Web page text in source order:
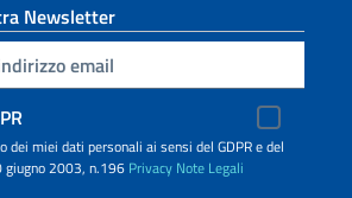
Newsletter
dei miei dati personali ai sensi del GDPR e del
giugno 2003, n.196 Privacy Note Legali